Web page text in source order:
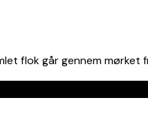
flok går gennem